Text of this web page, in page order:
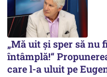
„Mă uit și sper să nu
întâmplă!“
care l-a uluit pe